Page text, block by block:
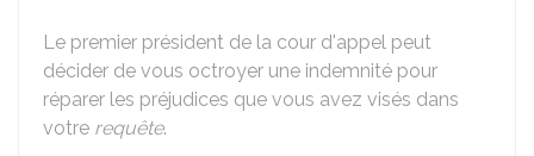
Le premier président de la cour d'appel peut
décider de vous octroyer une indemnité pour
réparer les préjudices que vous avez visés dans
votre requête.